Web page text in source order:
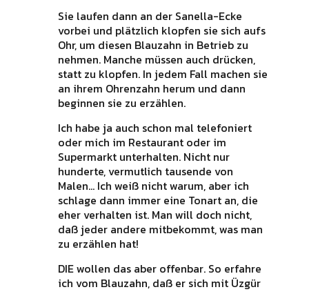
Sie laufen dann an der Sanella-Ecke
vorbei und plätzlich klopfen sie sich aufs
Ohr, um diesen Blauzahn in Betrieb zu
nehmen. Manche müssen auch drücken,
statt zu klopfen. In jedem Fall machen sie
an ihrem Ohrenzahn herum und dann
beginnen sie zu erzählen.
Ich habe ja auch schon mal telefoniert
oder mich im Restaurant oder im
Supermarkt unterhalten. Nicht nur
hunderte, vermutlich tausende von
Malen… Ich weiß nicht warum, aber ich
schlage dann immer eine Tonart an, die
eher verhalten ist. Man will doch nicht,
daß jeder andere mitbekommt, was man
zu erzählen hat!
DIE wollen das aber offenbar. So erfahre
ich vom Blauzahn, daß er sich mit Üzgür